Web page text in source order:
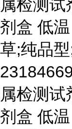
属检测试
剂盒 低
草;纯品
属检测试
剂盒 低